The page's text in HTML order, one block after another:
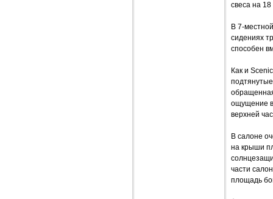
свеса на
В 7-
сидениях
способен
Как и
ощущение
верхней
В салоне
на крыши
части
площадь